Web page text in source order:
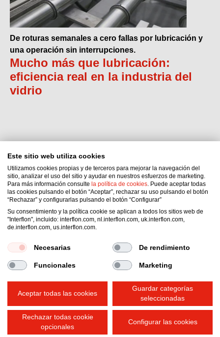
De roturas semanales a cero fallas por lubricación y
una operación sin interrupciones.
Mucho más que lubricación:
eficiencia real en la industria del
vidrio
Interflon Colombia S.A.S.
Cra 90ª 44B 12 of 202
Medellín,ANT
Colombia
Email: jclondono@interflon.com
Condiciones generales de venta
Declaración de privacidad
Impressum
Política de cookies
Este sitio web utiliza cookies
Utilizamos cookies propias y de terceros para mejorar la navegación del
sitio, analizar el uso del sitio y ayudar en nuestros esfuerzos de marketing.
Para más información consulte la política de cookies. Puede aceptar todas
las cookies pulsando el botón “Aceptar”, rechazar su uso pulsando el botón
“Rechazar” y configurarlas pulsando el botón “Configurar”
Su consentimiento y la política cookie se aplican a todos los sitios web de
"Interflon", incluido: interflon.com, nl.interflon.com, uk.interflon.com,
de.interflon.com, us.interflon.com.
Necesarias De rendimiento
Funcionales Marketing
Aceptar todas las cookies
Guardar categorías
seleccionadas
Rechazar todas cookie
opcionales
Configurar las cookies